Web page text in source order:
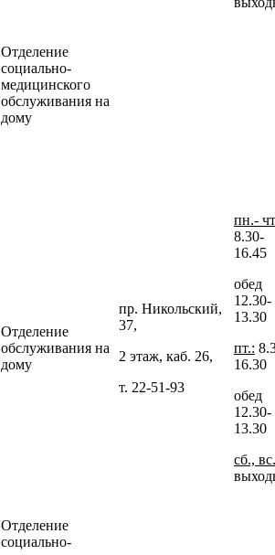
Отделение
социально-
медицинского
обслуживания на
дому
Отделение
обслуживания на
дому
пр. Никольский,
37,
2 этаж, каб. 26,
т. 22-51-93
пн.-
8.30-
16.45
обед
12.30-
13.30
пт.:
16.30
обед
12.30-
13.30
сб., вс.
Отделение
социально-